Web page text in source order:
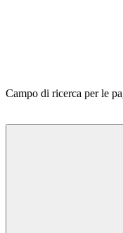
Campo di ricerca per le